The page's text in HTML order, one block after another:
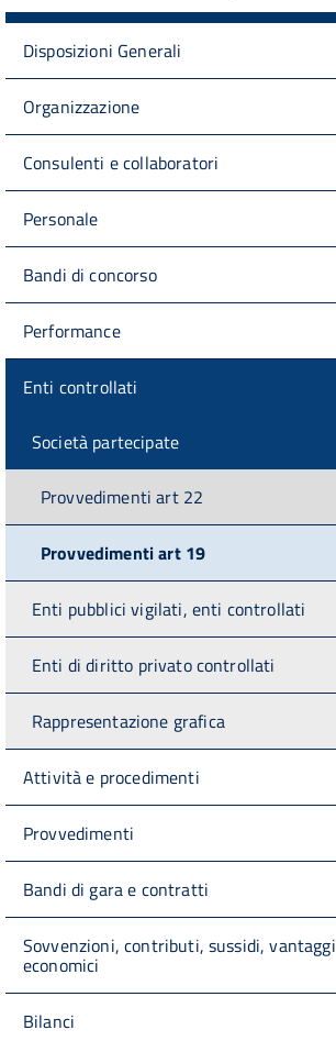
Disposizioni Generali
Organizzazione
Consulenti e collaboratori
Personale
Bandi di concorso
Performance
Enti controllati
Società partecipate
Provvedimenti art 22
Provvedimenti art 19
Enti pubblici vigilati, enti controllati
Enti di diritto privato controllati
Rappresentazione grafica
Attività e procedimenti
Provvedimenti
Bandi di gara e contratti
Sovvenzioni, contributi, sussidi, vantaggi
economici
Bilanci